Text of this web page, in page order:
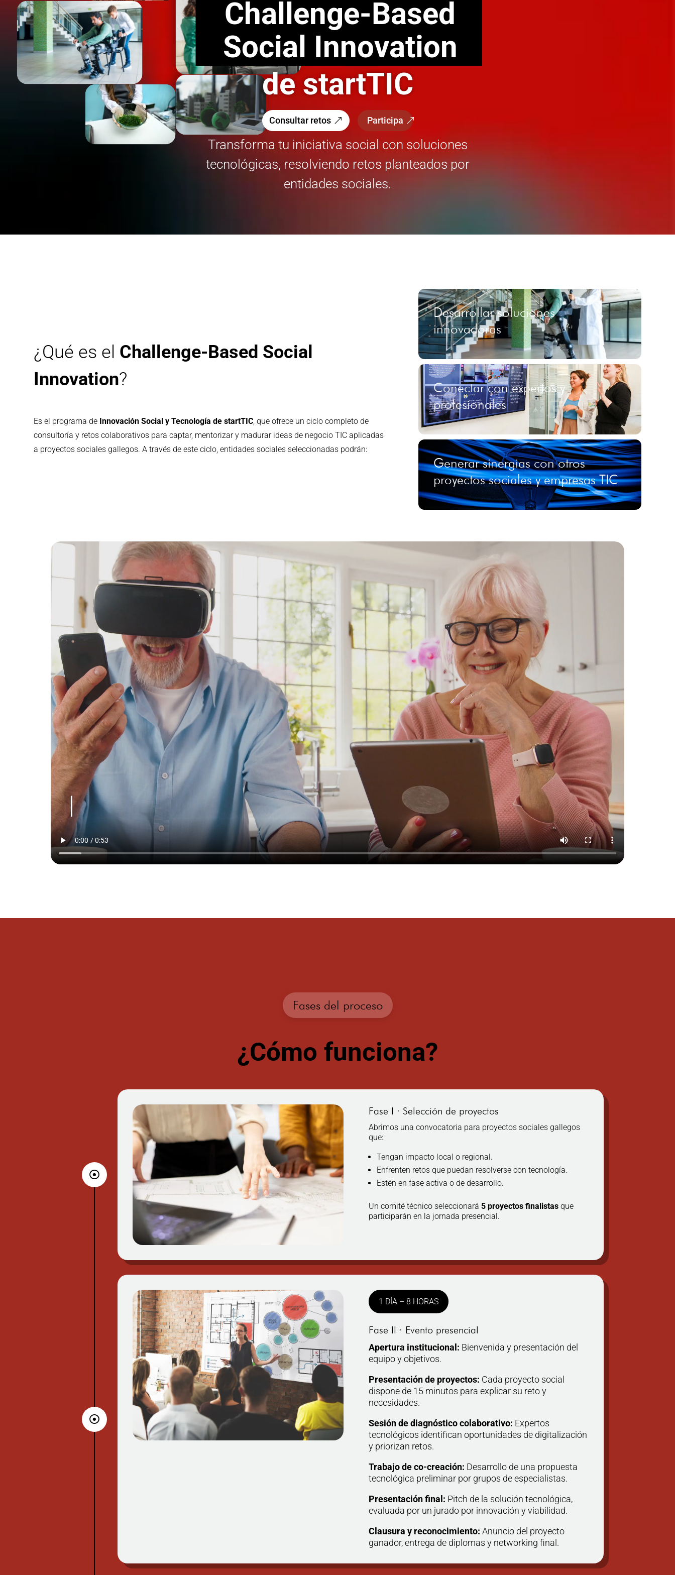
Challenge-Based
Social Innovation
de startTIC
Consultar retos Participa
Transforma tu iniciativa social con soluciones
tecnológicas, resolviendo retos planteados por
entidades sociales.
¿Qué es el Challenge-Based Social
Innovation?
Es el programa de Innovación Social y Tecnología de startTIC, que ofrece un ciclo completo de
consultoría y retos colaborativos para captar, mentorizar y madurar ideas de negocio TIC aplicadas
a proyectos sociales gallegos. A través de este ciclo, entidades sociales seleccionadas podrán:
Desarrollar soluciones
innovadoras
Conectar con expertos y
profesionales
Generar sinergias con otros
proyectos sociales y empresas TIC
Fases del proceso
¿Cómo funciona?
Fase I · Selección de proyectos
Abrimos una convocatoria para proyectos sociales gallegos
que:
Tengan impacto local o regional.
Enfrenten retos que puedan resolverse con tecnología.
Estén en fase activa o de desarrollo.
Un comité técnico seleccionará 5 proyectos finalistas que
participarán en la jornada presencial.
1 DÍA – 8 HORAS
Fase II · Evento presencial
Apertura institucional: Bienvenida y presentación del
equipo y objetivos.
Presentación de proyectos: Cada proyecto social
dispone de 15 minutos para explicar su reto y
necesidades.
Sesión de diagnóstico colaborativo: Expertos
tecnológicos identifican oportunidades de digitalización
y priorizan retos.
Trabajo de co-creación: Desarrollo de una propuesta
tecnológica preliminar por grupos de especialistas.
Presentación final: Pitch de la solución tecnológica,
evaluada por un jurado por innovación y viabilidad.
Clausura y reconocimiento: Anuncio del proyecto
ganador, entrega de diplomas y networking final.